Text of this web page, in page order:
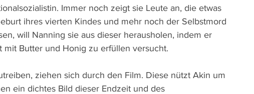
Immer noch zeigt sie Leute an, die etwas
ihres vierten Kindes und mehr noch der Selbstmord
will Nanning sie aus dieser herausholen, indem er
Butter und Honig zu erfüllen versucht.
ziehen sich durch den Film. Diese nützt Akin um
ein dichtes Bild dieser Endzeit und des